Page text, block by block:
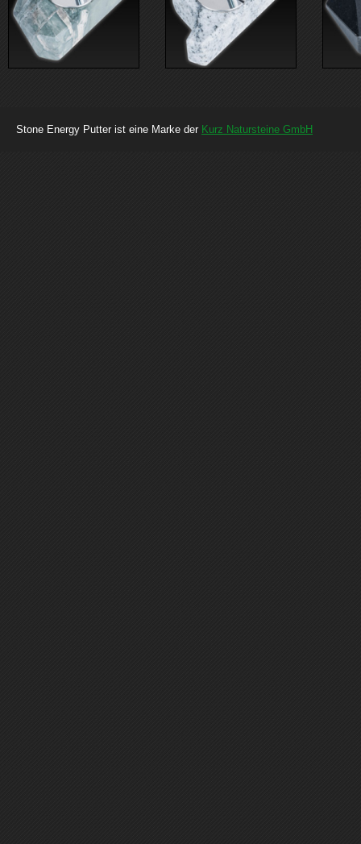
Stone Energy Putter ist eine Marke der Kurz Natursteine GmbH